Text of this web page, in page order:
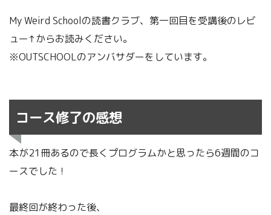
My Weird Schoolの読書クラブ、第一回目を受講後のレビ
ュー↑からお読みください。
※OUTSCHOOLのアンバサダーをしています。
コース修了の感想
本が21冊あるので長くプログラムかと思ったら6週間のコ
ースでした！
最終回が終わった後、